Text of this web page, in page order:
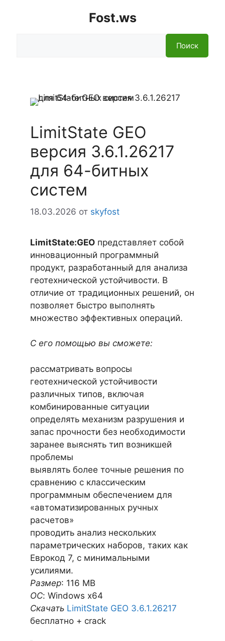
Fost.ws
Поиск
LimitState GEO
версия 3.6.1.26217
для 64-битных
систем
18.03.2026 от skyfost
LimitState:GEO представляет собой
инновационный программный
продукт, разработанный для анализа
геотехнической устойчивости. В
отличие от традиционных решений, он
позволяет быстро выполнять
множество эффективных операций.
С его помощью вы сможете:
рассматривать вопросы
геотехнической устойчивости
различных типов, включая
комбинированные ситуации
определять механизм разрушения и
запас прочности без необходимости
заранее выяснять тип возникшей
проблемы
выявлять более точные решения по
сравнению с классическим
программным обеспечением для
«автоматизированных ручных
расчетов»
проводить анализ нескольких
параметрических наборов, таких как
Еврокод 7, с минимальными
усилиями.
Размер: 116 MB
ОС: Windows x64
Скачать LimitState GEO 3.6.1.26217
бесплатно + crack